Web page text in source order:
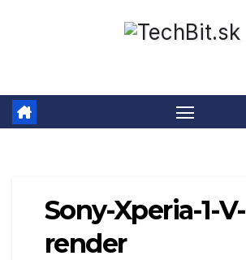
Sony-Xperia-1-V-
render